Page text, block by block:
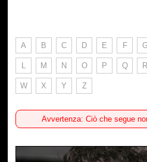
A B C D E F G
L M N O P Q R
W X Y Z
Avvertenza: Ciò che segue